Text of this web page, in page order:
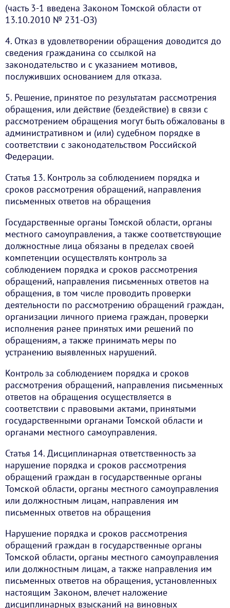
(часть 3-1 введена Законом Томской области от
13.10.2010 № 231-ОЗ)
4. Отказ в удовлетворении обращения доводится до
сведения гражданина со ссылкой на
законодательство и с указанием мотивов,
послуживших основанием для отказа.
5. Решение, принятое по результатам рассмотрения
обращения, или действие (бездействие) в связи с
рассмотрением обращения могут быть обжалованы в
административном и (или) судебном порядке в
соответствии с законодательством Российской
Федерации.
Статья 13. Контроль за соблюдением порядка и
сроков рассмотрения обращений, направления
письменных ответов на обращения
Государственные органы Томской области, органы
местного самоуправления, а также соответствующие
должностные лица обязаны в пределах своей
компетенции осуществлять контроль за
соблюдением порядка и сроков рассмотрения
обращений, направления письменных ответов на
обращения, в том числе проводить проверки
деятельности по рассмотрению обращений граждан,
организации личного приема граждан, проверки
исполнения ранее принятых ими решений по
обращениям, а также принимать меры по
устранению выявленных нарушений.
Контроль за соблюдением порядка и сроков
рассмотрения обращений, направления письменных
ответов на обращения осуществляется в
соответствии с правовыми актами, принятыми
государственными органами Томской области и
органами местного самоуправления.
Статья 14. Дисциплинарная ответственность за
нарушение порядка и сроков рассмотрения
обращений граждан в государственные органы
Томской области, органы местного самоуправления
или должностным лицам, направления им
письменных ответов на обращения
Нарушение порядка и сроков рассмотрения
обращений граждан в государственные органы
Томской области, органы местного самоуправления
или должностным лицам, а также направления им
письменных ответов на обращения, установленных
настоящим Законом, влечет наложение
дисциплинарных взысканий на виновных